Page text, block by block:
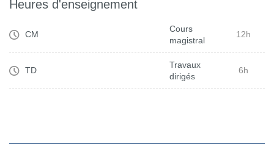
Heures d'enseignement
CM
Cours
magistral
12h
TD
Travaux
dirigés
6h